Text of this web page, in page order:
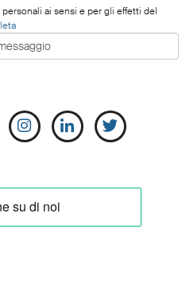
ai sensi e per gli effetti del